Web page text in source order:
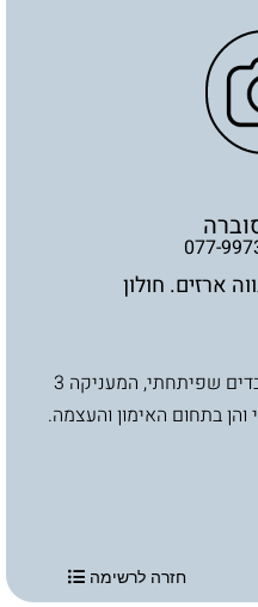
משלבת את שיטת שלושת הרבדים שפיתחתי, המעניקה 3
והן בתחום האימון והעצמה.
חזרה לרשימה